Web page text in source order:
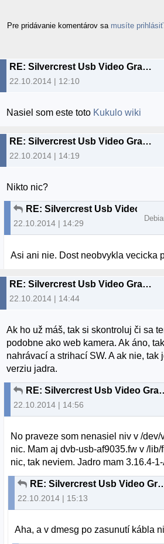
Pre pridávanie komentárov sa musíte prihlásiť
RE: Silvercrest Usb Video Grabber VG 2010
22.10.2014 | 12:10
Nasiel som este toto Kukulo wiki
RE: Silvercrest Usb Video Grabber VG 2010
22.10.2014 | 14:19
Nikto nic?
22.10.2014 | 14:29
Asi ani nie. Dost neobvykla vecicka
RE: Silvercrest Usb Video Grabber VG 2010
22.10.2014 | 14:44
Ak ho už máš, tak si skontroluj či sa
podobne ako web kamera. Ak áno,
nahrávací a strihací SW. A ak nie, tak
verziu jadra.
RE: Silvercrest
22.10.2014 | 14:56
No praveze som nenasiel niv v /dev/
nic. Mam aj dvb-usb-af9035.fw v /
nic, tak neviem. Jadro mam 3.16.4-
RE: Silvercrest Usb Video
22.10.2014 | 15:13
Aha, a v dmesg po zasunutí kábla